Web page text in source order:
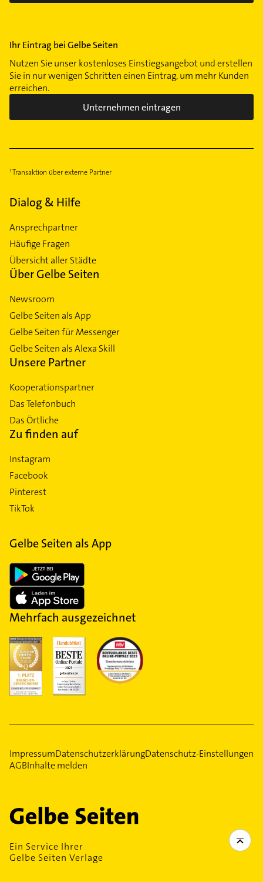
Ihr Eintrag bei Gelbe Seiten
Nutzen Sie unser kostenloses Einstiegsangebot und erstellen
Sie in nur wenigen Schritten einen Eintrag, um mehr Kunden
erreichen.
Unternehmen eintragen
Transaktion über externe Partner
Dialog & Hilfe
Ansprechpartner
Häufige Fragen
Übersicht aller Städte
Über Gelbe Seiten
Newsroom
Gelbe Seiten als App
Gelbe Seiten für Messenger
Gelbe Seiten als Alexa Skill
Unsere Partner
Kooperationspartner
Das Telefonbuch
Das Örtliche
Zu finden auf
Instagram
Facebook
Pinterest
TikTok
Gelbe Seiten als App
Mehrfach ausgezeichnet
ImpressumDatenschutzerklärungDatenschutz-Einstellungen
AGBInhalte melden
Ein Service Ihrer
Gelbe Seiten Verlage